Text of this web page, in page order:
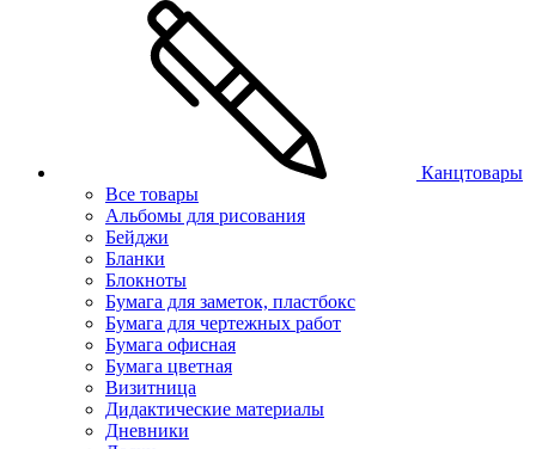
Канцтовары
Все товары
Альбомы для рисования
Бейджи
Бланки
Блокноты
Бумага для заметок, пластбокс
Бумага для чертежных работ
Бумага офисная
Бумага цветная
Визитница
Дидактические материалы
Дневники